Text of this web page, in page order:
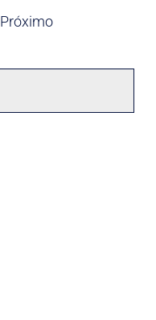
Próximo